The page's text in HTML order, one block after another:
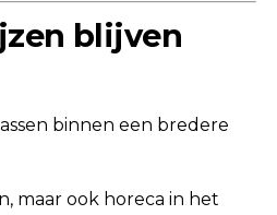
blijven
binnen een bredere
maar ook horeca in het